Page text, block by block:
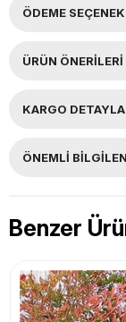
ÖDEME
ÜRÜN ÖNERILERI
KARGO
ÖNEMLI
Benzer